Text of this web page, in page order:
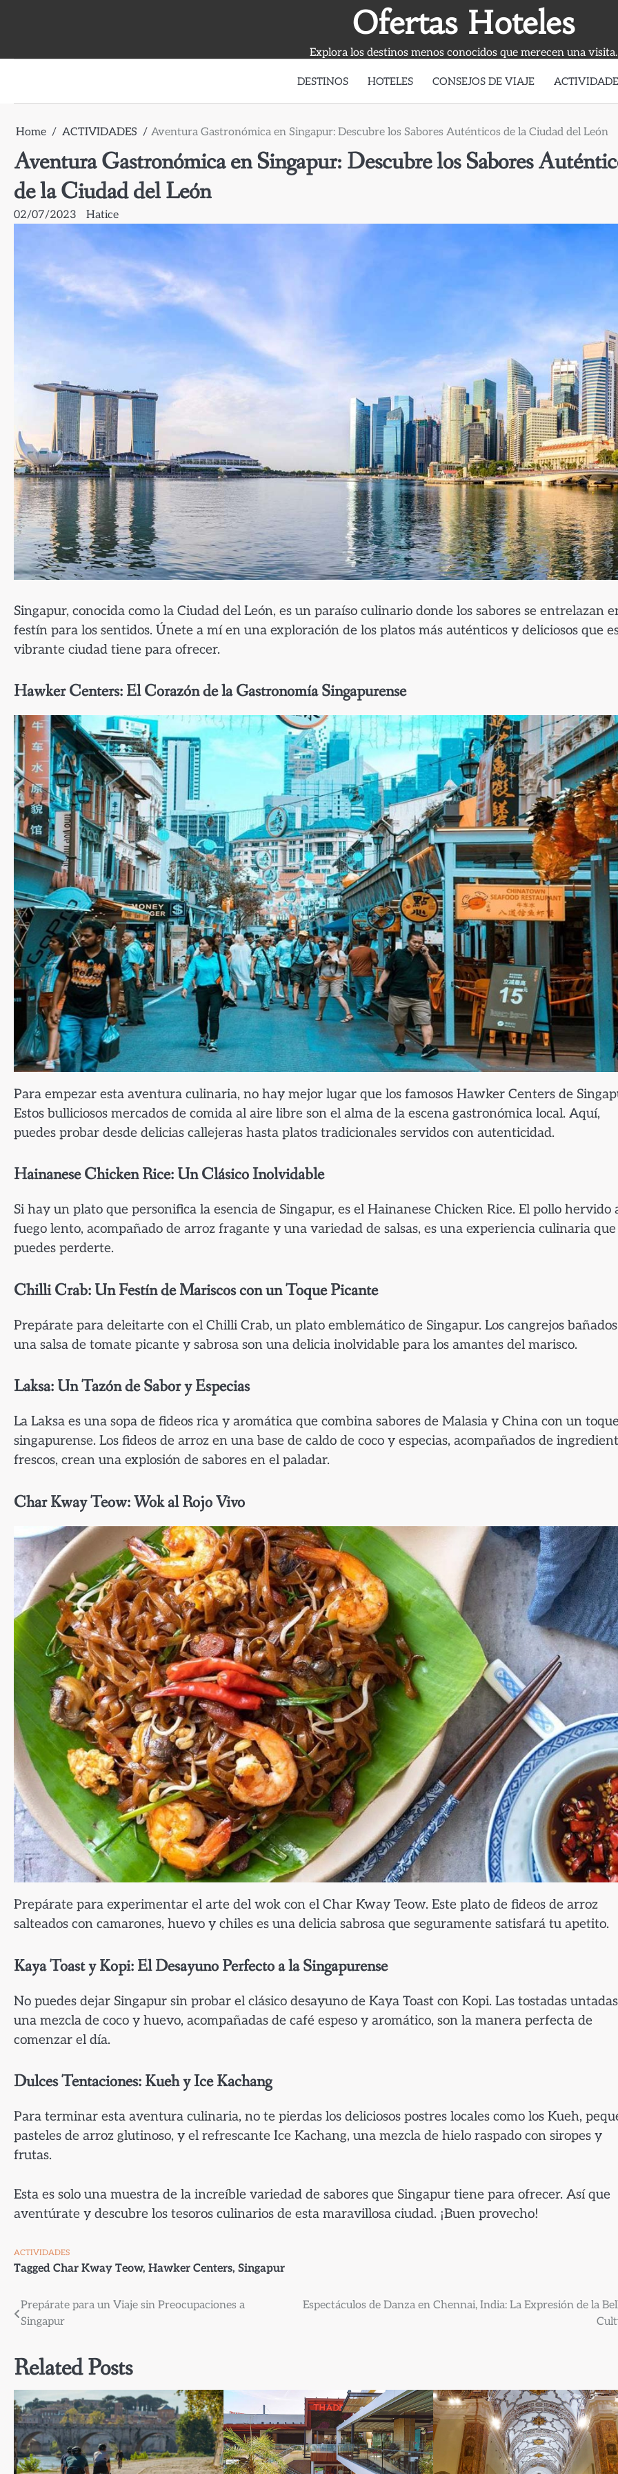
Ofertas Hoteles
Explora los destinos menos conocidos que merecen una visita.
DESTINOS HOTELES CONSEJOS DE VIAJE
Home ACTIVIDADES Aventura Gastronómica en Singapur: Descubre los Sabores Auténticos de la Ciudad del León
Aventura Gastronómica en Singapur: Descubre los Sabores
de la Ciudad del León
02/07/2023 Hatice
Singapur, conocida como la Ciudad del León, es un paraíso culinario donde los sabores se entrelazan
festín para los sentidos. Únete a mí en una exploración de los platos más auténticos y deliciosos que
vibrante ciudad tiene para ofrecer.
Hawker Centers: El Corazón de la Gastronomía Singapurense
Para empezar esta aventura culinaria, no hay mejor lugar que los famosos Hawker Centers de
Estos bulliciosos mercados de comida al aire libre son el alma de la escena gastronómica local. Aquí,
puedes probar desde delicias callejeras hasta platos tradicionales servidos con autenticidad.
Hainanese Chicken Rice: Un Clásico Inolvidable
Si hay un plato que personifica la esencia de Singapur, es el Hainanese Chicken Rice. El pollo hervido
fuego lento, acompañado de arroz fragante y una variedad de salsas, es una experiencia culinaria
puedes perderte.
Chilli Crab: Un Festín de Mariscos con un Toque Picante
Prepárate para deleitarte con el Chilli Crab, un plato emblemático de Singapur. Los cangrejos
una salsa de tomate picante y sabrosa son una delicia inolvidable para los amantes del marisco.
Laksa: Un Tazón de Sabor y Especias
La Laksa es una sopa de fideos rica y aromática que combina sabores de Malasia y China con un
singapurense. Los fideos de arroz en una base de caldo de coco y especias, acompañados de
frescos, crean una explosión de sabores en el paladar.
Char Kway Teow: Wok al Rojo Vivo
Prepárate para experimentar el arte del wok con el Char Kway Teow. Este plato de fideos de arroz
salteados con camarones, huevo y chiles es una delicia sabrosa que seguramente satisfará tu apetito.
Kaya Toast y Kopi: El Desayuno Perfecto a la Singapurense
No puedes dejar Singapur sin probar el clásico desayuno de Kaya Toast con Kopi. Las tostadas
una mezcla de coco y huevo, acompañadas de café espeso y aromático, son la manera perfecta de
comenzar el día.
Dulces Tentaciones: Kueh y Ice Kachang
Para terminar esta aventura culinaria, no te pierdas los deliciosos postres locales como los Kueh,
pasteles de arroz glutinoso, y el refrescante Ice Kachang, una mezcla de hielo raspado con siropes y
frutas.
Esta es solo una muestra de la increíble variedad de sabores que Singapur tiene para ofrecer. Así que
aventúrate y descubre los tesoros culinarios de esta maravillosa ciudad. ¡Buen provecho!
ACTIVIDADES
Tagged Char Kway Teow, Hawker Centers, Singapur
Navegación
entradas
Prepárate para un Viaje sin Preocupaciones a
Singapur
Espectáculos de Danza en Chennai, India: La Expresión de la
Related Posts